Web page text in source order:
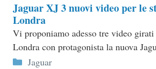
Jaguar XJ 3 nuovi video per le
Londra
Vi proponiamo adesso tre video
Londra con protagonista la nuova
Categorie
Jaguar